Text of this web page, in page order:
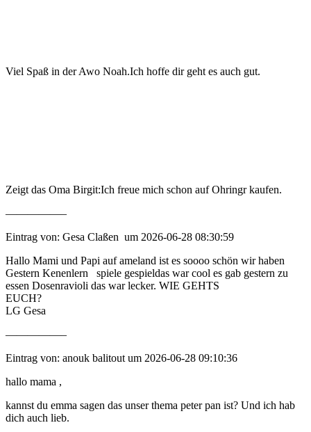
Viel Spaß in der Awo Noah.Ich hoffe dir geht es auch gut.
Zeigt das Oma Birgit:Ich freue mich schon auf Ohringr kaufen.
—————–
Eintrag von: Gesa Claßen um 2026-06-28 08:30:59
Hallo Mami und Papi auf ameland ist es soooo schön wir haben
Gestern Kenenlern spiele gespieldas war cool es gab gestern zu
essen Dosenravioli das war lecker. WIE GEHTS
LG Gesa
—————–
Eintrag von: anouk balitout um 2026-06-28 09:10:36
hallo mama ,
kannst du emma sagen das unser thema peter pan ist? Und ich hab
dich auch lieb.